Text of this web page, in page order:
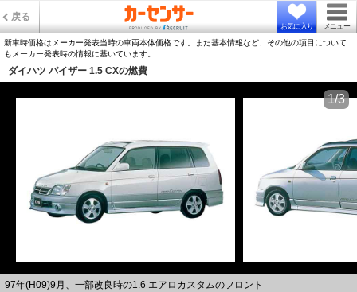
戻る
お気に入り メニュー
新車時価格はメーカー発表当時の車両本体価格です。また基本情報など、その他の項目について
もメーカー発表時の情報に基いています。
ダイハツ パイザー 1.5 CXの燃費
97年(H09)9月、一部改良時の1.6 エアロカスタムのフロント
1/3